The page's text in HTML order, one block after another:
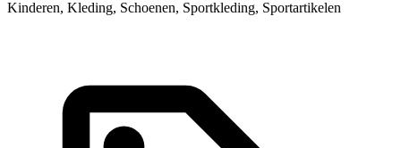
Kinderen, Kleding, Schoenen, Sportkleding, Sportartikelen